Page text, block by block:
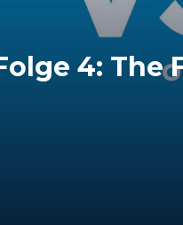
4: The